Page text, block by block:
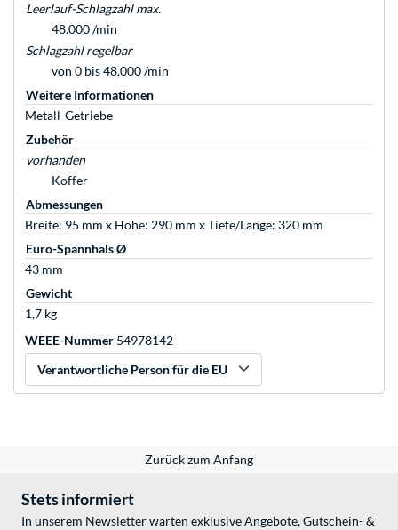
Leerlauf-Schlagzahl max.
48.000 /min
Schlagzahl regelbar
von 0 bis 48.000 /min
Weitere Informationen
Metall-Getriebe
Zubehör
vorhanden
Koffer
Abmessungen
Breite: 95 mm x Höhe: 290 mm x Tiefe/Länge: 320 mm
Euro-Spannhals Ø
43 mm
Gewicht
1,7 kg
WEEE-Nummer 54978142
Verantwortliche Person für die EU
Zurück zum Anfang
Stets informiert
In unserem Newsletter warten exklusive Angebote, Gutschein- &